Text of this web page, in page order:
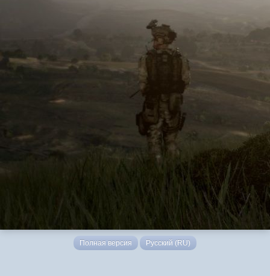
Полная версия Русский (RU)